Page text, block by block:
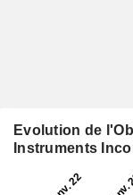
Evolution de
Instruments